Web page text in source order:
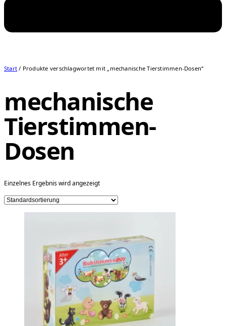
Start / Produkte verschlagwortet mit „mechanische Tierstimmen-Dosen“
mechanische
Tierstimmen-
Dosen
Einzelnes Ergebnis wird angezeigt